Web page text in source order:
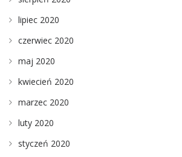
lipiec 2020
czerwiec 2020
maj 2020
kwiecień 2020
marzec 2020
luty 2020
styczeń 2020